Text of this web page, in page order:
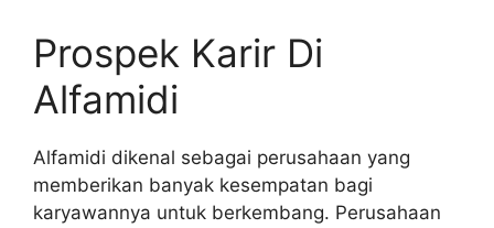
Prospek Karir Di
Alfamidi
Alfamidi dikenal sebagai perusahaan yang
memberikan banyak kesempatan bagi
karyawannya untuk berkembang. Perusahaan